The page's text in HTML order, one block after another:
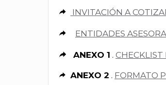
INVITACIÓN A
ENTIDADES
ANEXO 1 .
ANEXO 2 . FORMATO